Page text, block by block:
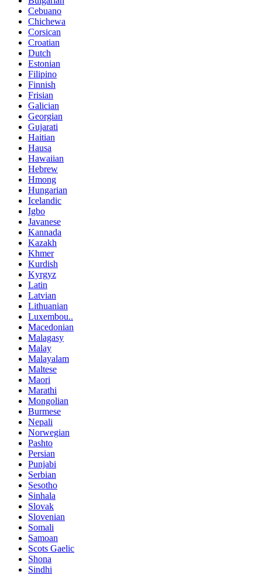
Cebuano
Chichewa
Corsican
Croatian
Dutch
Estonian
Filipino
Finnish
Frisian
Galician
Georgian
Gujarati
Haitian
Hausa
Hawaiian
Hebrew
Hmong
Hungarian
Icelandic
Igbo
Javanese
Kannada
Kazakh
Khmer
Kurdish
Kyrgyz
Latin
Latvian
Lithuanian
Luxembou..
Macedonian
Malagasy
Malay
Malayalam
Maltese
Maori
Marathi
Mongolian
Burmese
Nepali
Norwegian
Pashto
Persian
Punjabi
Serbian
Sesotho
Sinhala
Slovak
Slovenian
Somali
Samoan
Scots Gaelic
Shona
Sindhi